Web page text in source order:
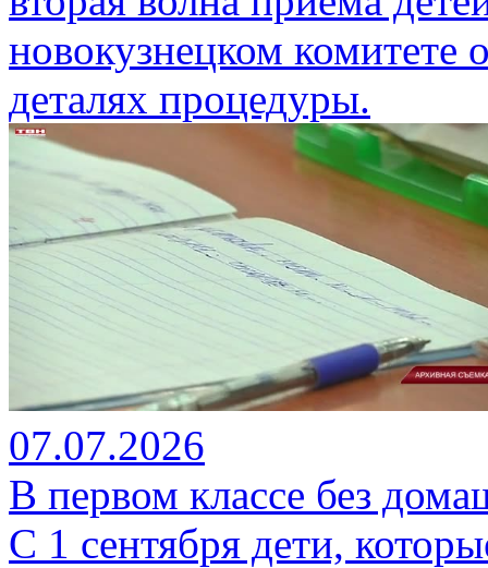
новокузнецком комитете
деталях процедуры.
07.07.2026
В первом классе без
С 1 сентября дети,